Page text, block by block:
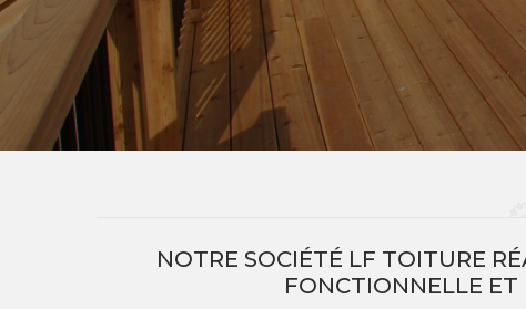
NOTRE SOCIÉTÉ LF TOITURE
FONCTIONNELLE ET